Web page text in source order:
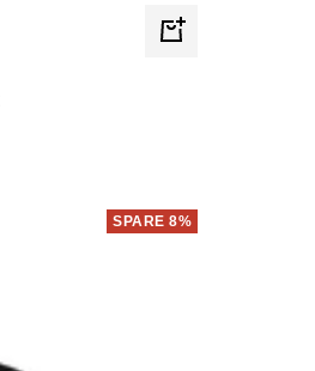
Schnellansicht
SPARE 8%